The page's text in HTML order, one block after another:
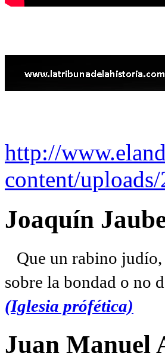
http://
content/
Joaquín
Que un rabino
sobre la bondad o no
(Iglesia prófética)
Juan Manuel